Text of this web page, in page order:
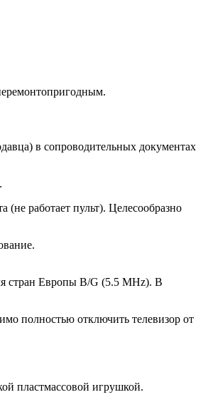
в сопроводительных документах
(не работает пульт). Целесообразно
стран Европы B/G (5.5 MHz). В
полностью отключить телевизор от
пластмассовой игрушкой.